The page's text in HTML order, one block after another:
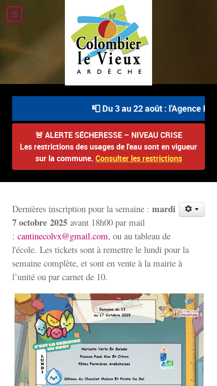
📮 Du 3 au 22 août : l'Agence
🚨 ALERTE SÉCHERESSE – NIVEAU CRISE
Les restrictions des usages de l'eau sont en vigueur
sur la commune. Consulter les restrictions
Dernières inscription pour la semaine : mardi
7 octobre 2025 avant 18h00 par mail
: cantinecolvx@gmail.com, ou au tableau de
l'école. Les tickets sont à remettre le lundi pour la
semaine complète, et sont en vente à la mairie à
l’unité ou par carnet de 10.